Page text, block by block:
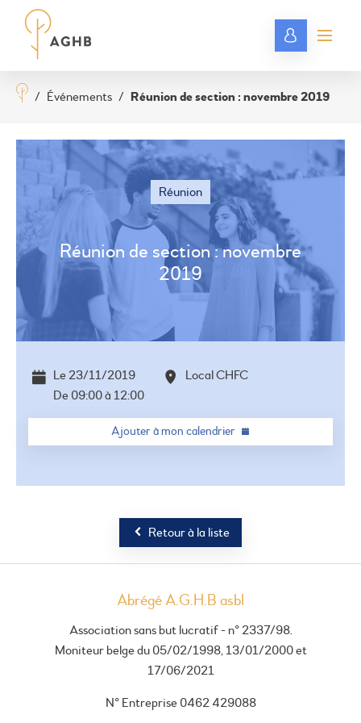
/ Événements / Réunion de section : novembre 2019
Réunion
Réunion de section : novembre
2019
Le 23/11/2019
De 09:00à 12:00
Local CHFC
Ajouter à mon calendrier
Retour à la liste
Abrégé A.G.H.B asbl
Association sans but lucratif - n° 2337/98.
Moniteur belge du 05/02/1998, 13/01/2000 et
17/06/2021
N° Entreprise 0462 429088